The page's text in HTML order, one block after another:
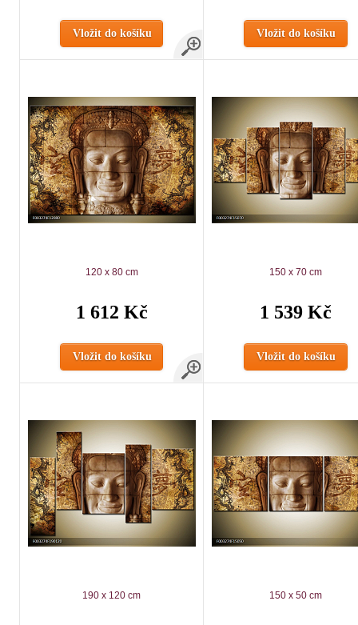
Vložit do košíku Vložit do košíku
120 x 80 cm
1 612 Kč
Vložit do košíku
150 x 70 cm
1 539 Kč
Vložit do košíku
190 x 120 cm 150 x 50 cm